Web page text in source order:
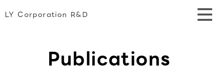
LY Corporation R&D
Publications